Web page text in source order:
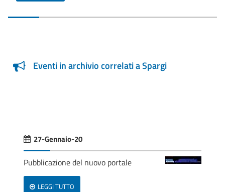
Eventi in archivio correlati a Spargi
27-Gennaio-20
Pubblicazione del nuovo portale
LEGGI TUTTO